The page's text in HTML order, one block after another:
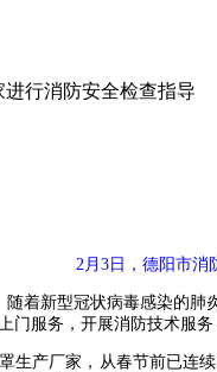
行消防安全检查指导
2月3日，德阳市消
着新型冠状病毒感染的
服务，开展消防技术服
生产厂家，从春节前已